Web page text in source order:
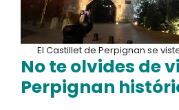
El Castillet de Perpignan se
No te olvides de
Perpignan